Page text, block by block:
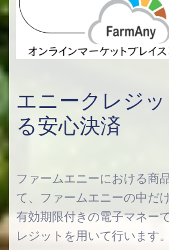
エニークレジ
る安心決済
ファームエニーにおける商
て、ファームエニーの中だ
有効期限付きの電子マネー
レジットを用いて行います